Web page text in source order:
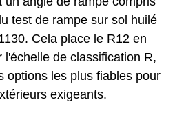
test de rampe sur sol huilé
Cela place le R12 en
de classification R,
options les plus fiables pour
exigeants.